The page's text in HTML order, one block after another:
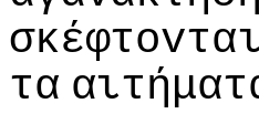
σκέφτovται
τα